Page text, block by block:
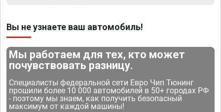
Вы не узнаете ваш автомобиль!
Мы работаем для тех, кто может
почувствовать разницу.
Специалисты федеральной сети Евро Чип Тюнинг
прошили более 10 000 автомобилей в 50+ городах РФ
- поэтому мы знаем, как получить безопасный
максимум от каждой машины!